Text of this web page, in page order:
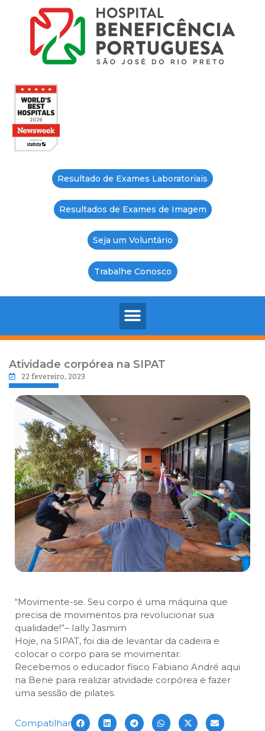
Resultado de Exames Laboratoriais
Resultados de Exames de Imagem
Seja um Voluntário
Trabalhe Conosco
Atividade corpórea na SIPAT
22 fevereiro, 2023
“Movimente-se. Seu corpo é uma máquina que
precisa de movimentos pra revolucionar sua
qualidade!”– Ially Jasmim
Hoje, na SIPAT, foi dia de levantar da cadeira e
colocar o corpo para se movimentar.
Recebemos o educador físico Fabiano André aqui
na Bene para realizar atividade corpórea e fazer
uma sessão de pilates.
Compatilhar